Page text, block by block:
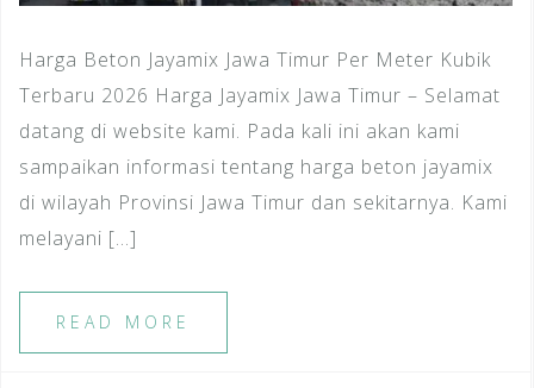
Harga Beton Jayamix Jawa Timur Per Meter Kubik
Terbaru 2026 Harga Jayamix Jawa Timur – Selamat
datang di website kami. Pada kali ini akan kami
sampaikan informasi tentang harga beton jayamix
di wilayah Provinsi Jawa Timur dan sekitarnya. Kami
melayani […]
READ MORE